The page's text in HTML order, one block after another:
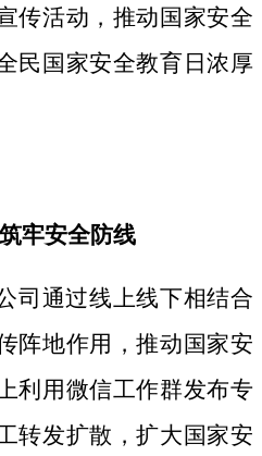
传活动，推动国家安全
民国家安全教育日浓厚
牢安全防线
司通过线上线下相结合
阵地作用，推动国家安
利用微信工作群发布专
转发扩散，扩大国家安